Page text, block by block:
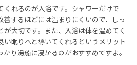
くれるのが入浴です。シャワーだけで
善するほどには温まりにくいので、しっ
が大切です。また、入浴は体を温めてく
い眠りへと導いてくれるというメリット
り湯船に浸かるのがおすすめですよ。